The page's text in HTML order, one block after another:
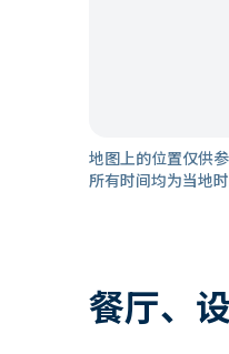
地图上的位置仅供参
所有时间均为当地
餐厅、